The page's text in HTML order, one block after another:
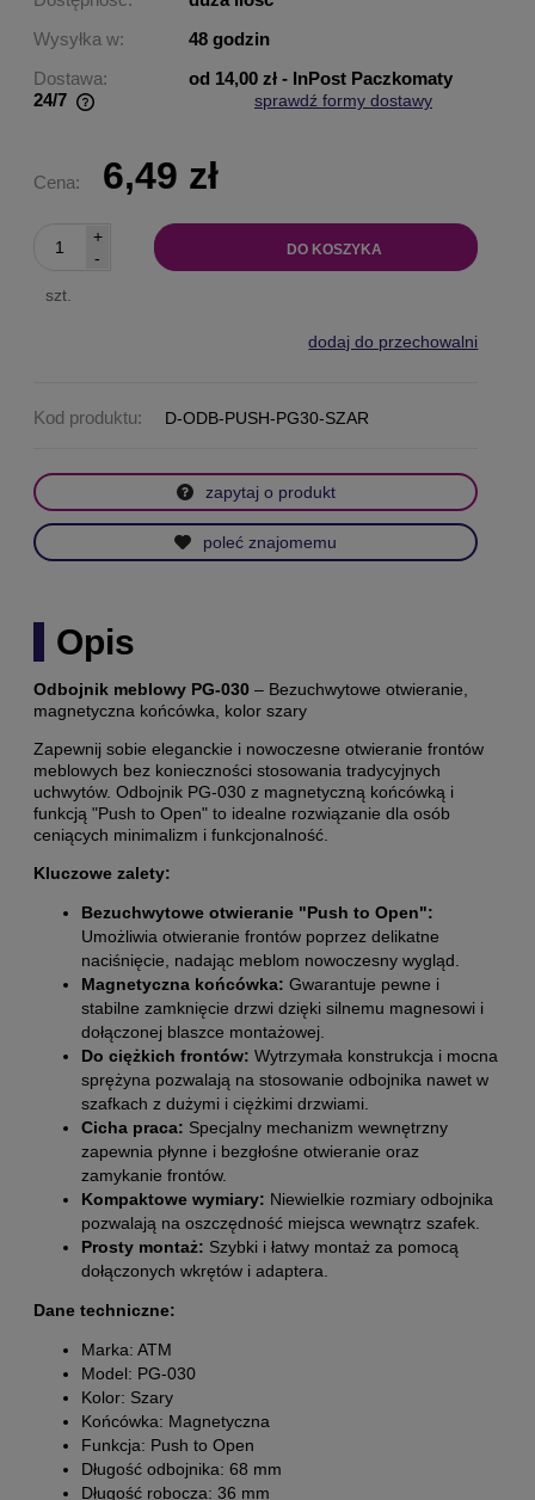
Wysyłka w:
48 godzin
Dostawa:
od 14,00 zł - InPost Paczkomaty
24/7
sprawdź formy dostawy
Cena: 6,49 zł
-
+
szt.
DO KOSZYKA
dodaj do przechowalni
Kod produktu: D-ODB-PUSH-PG30-SZAR
zapytaj o produkt
poleć znajomemu
Opis
Odbojnik meblowy PG-030 – Bezuchwytowe otwieranie,
magnetyczna końcówka, kolor szary
Zapewnij sobie eleganckie i nowoczesne otwieranie frontów
meblowych bez konieczności stosowania tradycyjnych
uchwytów. Odbojnik PG-030 z magnetyczną końcówką i
funkcją "Push to Open" to idealne rozwiązanie dla osób
ceniących minimalizm i funkcjonalność.
Kluczowe zalety:
Bezuchwytowe otwieranie "Push to Open":
Umożliwia otwieranie frontów poprzez delikatne
naciśnięcie, nadając meblom nowoczesny wygląd.
Magnetyczna końcówka: Gwarantuje pewne i
stabilne zamknięcie drzwi dzięki silnemu magnesowi i
dołączonej blaszce montażowej.
Do ciężkich frontów: Wytrzymała konstrukcja i mocna
sprężyna pozwalają na stosowanie odbojnika nawet w
szafkach z dużymi i ciężkimi drzwiami.
Cicha praca: Specjalny mechanizm wewnętrzny
zapewnia płynne i bezgłośne otwieranie oraz
zamykanie frontów.
Kompaktowe wymiary: Niewielkie rozmiary odbojnika
pozwalają na oszczędność miejsca wewnątrz szafek.
Prosty montaż: Szybki i łatwy montaż za pomocą
dołączonych wkrętów i adaptera.
Dane techniczne:
Marka: ATM
Model: PG-030
Kolor: Szary
Końcówka: Magnetyczna
Funkcja: Push to Open
Długość odbojnika: 68 mm
Długość robocza: 36 mm